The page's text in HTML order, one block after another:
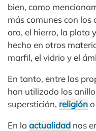
bien, como
más comunes con los
oro, el hierro, la plata
hecho en otros
marfil, el vidrio y el
En tanto, entre los
han utilizado los
superstición, religión
En la actualidad nos